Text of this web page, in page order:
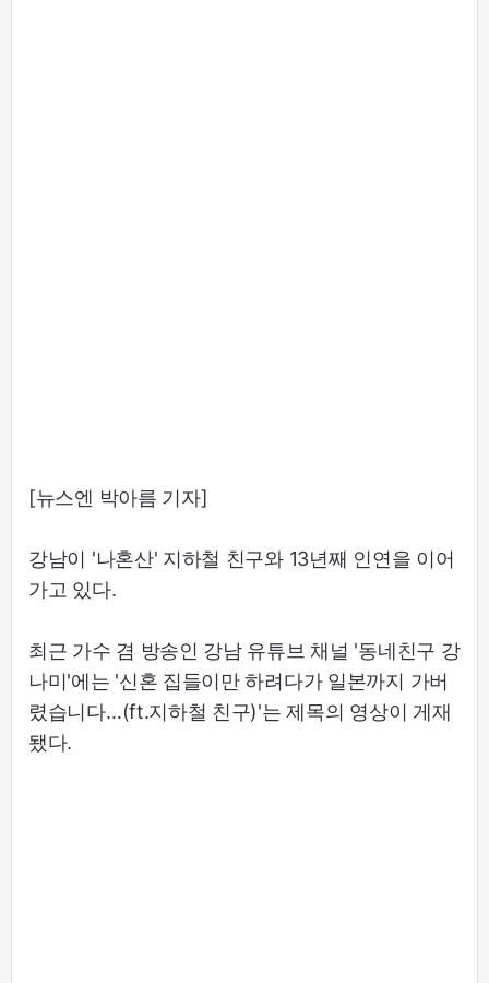
[뉴스엔 박아름 기자]
강남이 '나혼산' 지하철 친구와 13년째 인연을 이어
가고 있다.
최근 가수 겸 방송인 강남 유튜브 채널 '동네친구 강
나미'에는 '신혼 집들이만 하려다가 일본까지 가버
렸습니다…(ft.지하철 친구)'는 제목의 영상이 게재
됐다.